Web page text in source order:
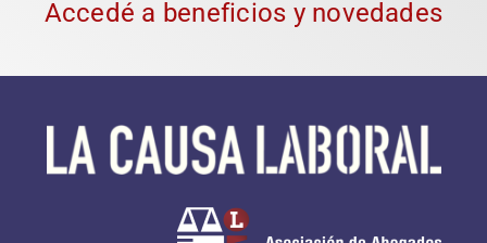
Accedé a beneficios y novedades